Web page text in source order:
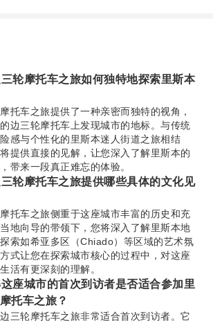
轮摩托车之旅如何独特地探索里斯本
托车之旅提供了一种亲密而独特的视角，
边三轮摩托车上发现城市的地标。与传统
感与个性化的里斯本迷人街道之旅相结
提供直接的见解，让您深入了解里斯本的
带来一段真正难忘的体验。
轮摩托车之旅提供哪些具体的文化见
托车之旅侧重于这座城市丰富的历史和充
地向导的带领下，您将深入了解里斯本地
索如希亚多区（Chiado）等区域的艺术氛
式让您在探索城市核心的过程中，对这座
活有更深刻的理解。
座城市的首次到访者是否适合参加里
托车之旅？
三轮摩托车之旅非常适合首次到访者。它